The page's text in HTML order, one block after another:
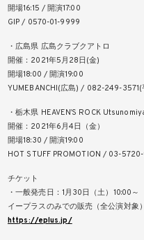
開場16:15 / 開演17:00
GIP / 0570-01-9999
・広島県 広島クラブクアトロ
開催：2021年5月28日(金)
開場18:00 / 開演19:00
YUMEBANCHI(広島) / 082-249-3571(
・栃木県 HEAVEN’S ROCK
開催：2021年6月4日（金）
開場18:30 / 開演19:00
HOT STUFF PROMOTION / 03-
チケット
・一般発売日：1月30日（土）10:00～
イープラスのみでの販売（全公演対象
https://eplus.jp/